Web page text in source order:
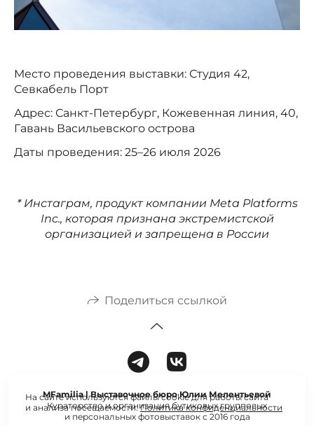
Место проведения выставки: Студия 42,
Севкабель Порт
Адрес: Санкт-Петербург, Кожевенная линия, 40,
Гавань Васильевского острова
Даты проведения: 25–26 июля 2026
* Инстаграм, продукт компании Meta Platforms
Inc., которая признана экстремистской
организацией и запрещена в России
Поделиться ссылкой
MFamilia | Выставочное бюро Юлии Мелентьевой
Кураторство и организация бутиковых групповых
и персональных фотовыставок с 2016 года
На сайте используются файлы cookie для работы сайта
и анализа посещаемости.Политика конфиденциальности